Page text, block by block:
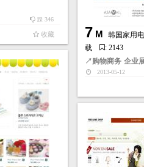
踩 346
收藏 7 M
韩国家用
载
: 2143
↗购物商务 企业
2013-05-12